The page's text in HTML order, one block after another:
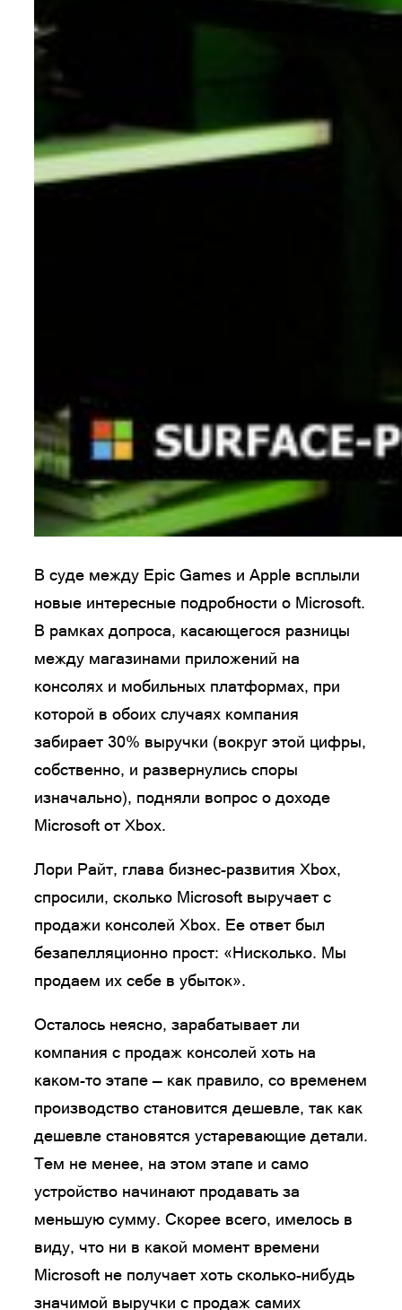
В суде между Epic Games и Apple всплыли
новые интересные подробности о Microsoft.
В рамках допроса, касающегося разницы
между магазинами приложений на
консолях и мобильных платформах, при
которой в обоих случаях компания
забирает 30% выручки (вокруг этой цифры,
собственно, и развернулись споры
изначально), подняли вопрос о доходе
Microsoft от Xbox.
Лори Райт, глава бизнес-развития Xbox,
спросили, сколько Microsoft выручает с
продажи консолей Xbox. Ее ответ был
безапелляционно прост: «Нисколько. Мы
продаем их себе в убыток».
Осталось неясно, зарабатывает ли
компания с продаж консолей хоть на
каком-то этапе — как правило, со временем
производство становится дешевле, так как
дешевле становятся устаревающие детали.
Тем не менее, на этом этапе и само
устройство начинают продавать за
меньшую сумму. Скорее всего, имелось в
виду, что ни в какой момент времени
Microsoft не получает хоть сколько-нибудь
значимой выручки с продаж самих